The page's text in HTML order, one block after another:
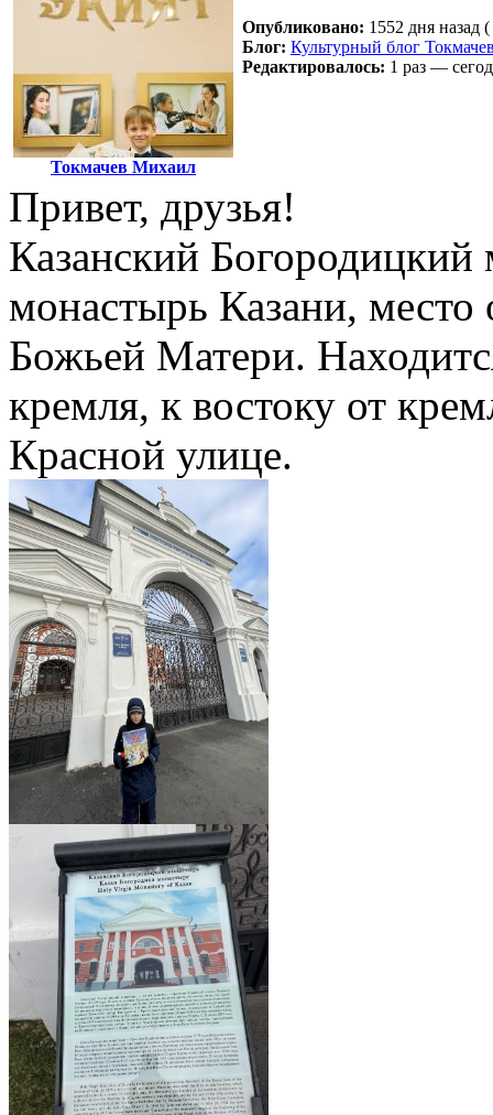
Токмачев Михаил
Опубликовано: 1552 дня назад
Блог: Культурный блог
Редактировалось: 1 раз —
Привет, друзья!
Казанский
монастырь Казани, место
Божьей Матери.
кремля, к востоку от
Красной улице.